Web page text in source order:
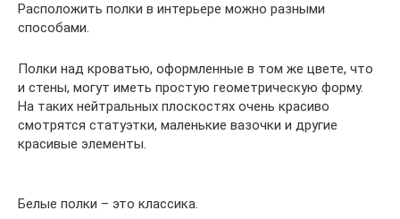
Расположить полки в интерьере можно разными
способами.
Полки над кроватью, оформленные в том же цвете, что
и стены, могут иметь простую геометрическую форму.
На таких нейтральных плоскостях очень красиво
смотрятся статуэтки, маленькие вазочки и другие
красивые элементы.
Белые полки – это классика.